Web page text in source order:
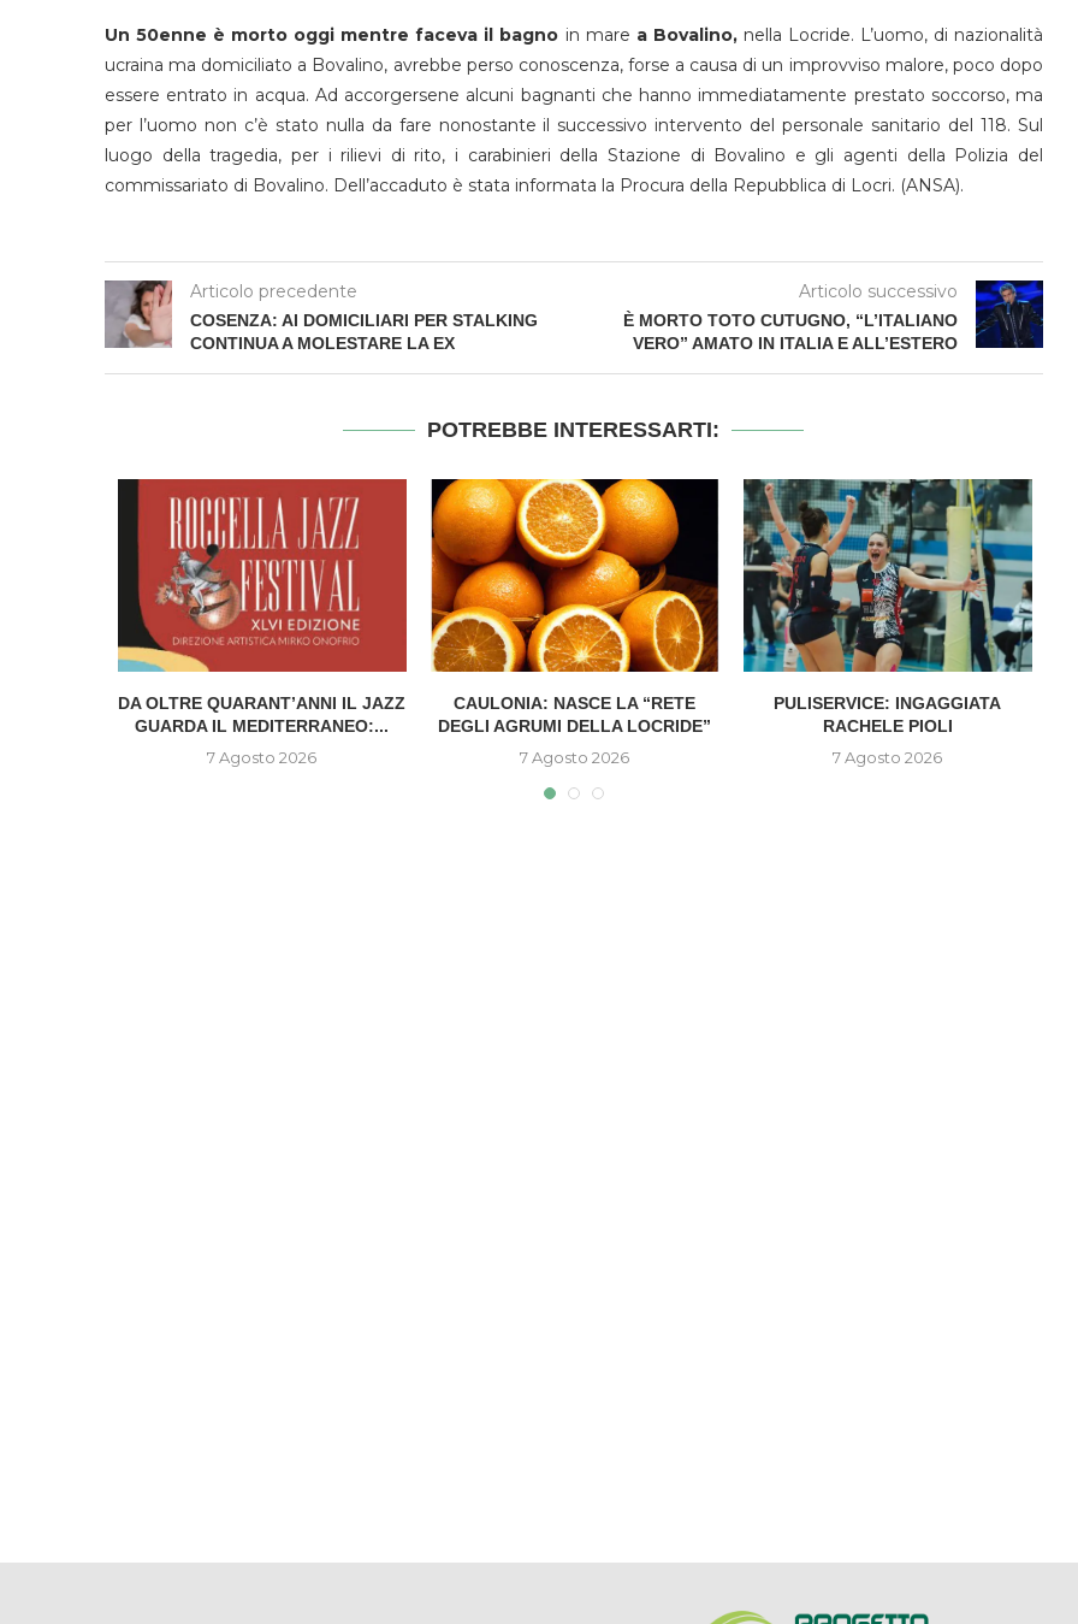
Un 50enne è morto oggi mentre faceva il bagno in mare a Bovalino,nella Locride. L’uomo, di nazionalità
ucraina ma domiciliato a Bovalino, avrebbe perso conoscenza, forse a causa di un improvviso malore, poco dopo
essere entrato in acqua. Ad accorgersene alcuni bagnanti che hanno immediatamente prestato soccorso, ma
per l’uomo non c’è stato nulla da fare nonostante il successivo intervento del personale sanitario del 118. Sul
luogo della tragedia, per i rilievi di rito, i carabinieri della Stazione di Bovalino e gli agenti della Polizia del
commissariato di Bovalino. Dell’accaduto è stata informata la Procura della Repubblica di Locri. (ANSA).
Articolo precedente
COSENZA: AI DOMICILIARI PER STALKING
CONTINUA A MOLESTARE LA EX
Articolo successivo
È MORTO TOTO CUTUGNO, “L’ITALIANO
VERO” AMATO IN ITALIA E ALL’ESTERO
POTREBBE INTERESSARTI:
DA OLTRE QUARANT’ANNI IL JAZZ
GUARDA IL MEDITERRANEO:...
7 Agosto 2026
CAULONIA: NASCE LA “RETE
DEGLI AGRUMI DELLA LOCRIDE”
7 Agosto 2026
PULISERVICE: INGAGGIATA
RACHELE PIOLI
7 Agosto 2026